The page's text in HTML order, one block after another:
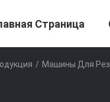
Страница
/ Машины Для